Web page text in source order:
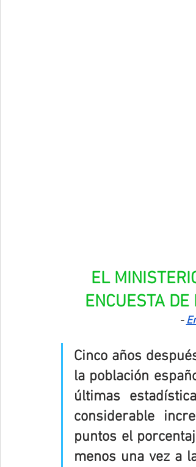
EL
ENCUESTA
-
Cinco años
la población
últimas
considerable
puntos el
menos una vez a